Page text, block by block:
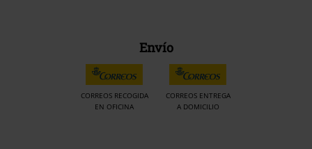
Envío
CORREOS RECOGIDA
EN OFICINA
CORREOS ENTREGA
A DOMICILIO